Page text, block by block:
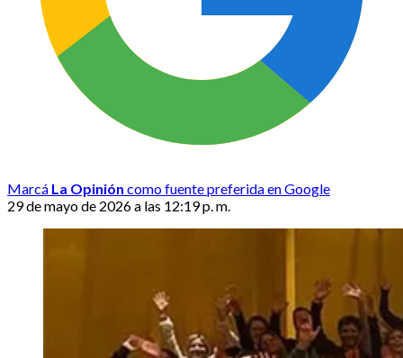
Marcá La Opinión como fuente preferida en Google
29 de mayo de 2026 a las 12:19 p. m.